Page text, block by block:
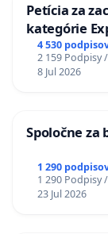
Petícia za
kategórie
stanici
4 530
2 159 Podpisy
8 Jul 2026
Spoločne za
1 290
1 290 Podpisy
23 Jul 2026